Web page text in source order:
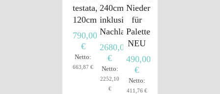
testata,
120cm
790,00
€
Netto:
663,87 €
240cm
inklusive
Nachlaufwalze
2680,00
€
Netto:
2252,10
€
Niederhalter
für
Palettengabel
NEU
490,00
€
Netto:
411,76 €